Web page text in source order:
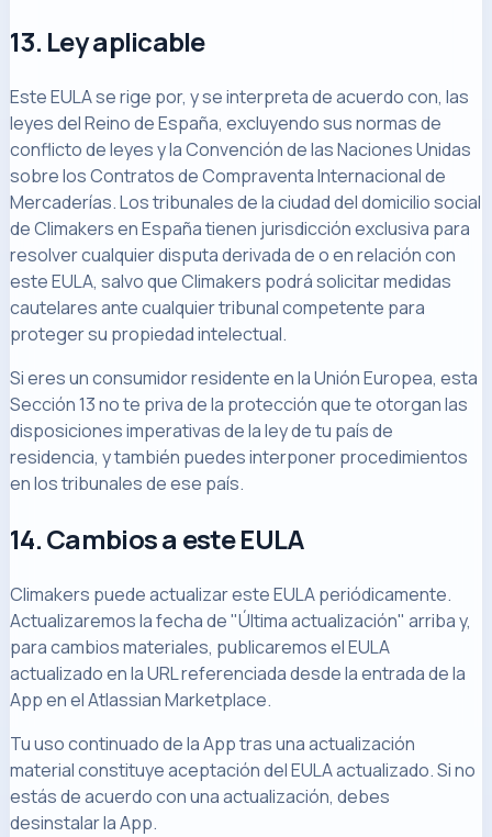
13. Ley aplicable
Este EULA se rige por, y se interpreta de acuerdo con, las
leyes del Reino de España, excluyendo sus normas de
conflicto de leyes y la Convención de las Naciones Unidas
sobre los Contratos de Compraventa Internacional de
Mercaderías. Los tribunales de la ciudad del domicilio social
de Climakers en España tienen jurisdicción exclusiva para
resolver cualquier disputa derivada de o en relación con
este EULA, salvo que Climakers podrá solicitar medidas
cautelares ante cualquier tribunal competente para
proteger su propiedad intelectual.
Si eres un consumidor residente en la Unión Europea, esta
Sección 13 no te priva de la protección que te otorgan las
disposiciones imperativas de la ley de tu país de
residencia, y también puedes interponer procedimientos
en los tribunales de ese país.
14. Cambios a este EULA
Climakers puede actualizar este EULA periódicamente.
Actualizaremos la fecha de "Última actualización" arriba y,
para cambios materiales, publicaremos el EULA
actualizado en la URL referenciada desde la entrada de la
App en el Atlassian Marketplace.
Tu uso continuado de la App tras una actualización
material constituye aceptación del EULA actualizado. Si no
estás de acuerdo con una actualización, debes
desinstalar la App.